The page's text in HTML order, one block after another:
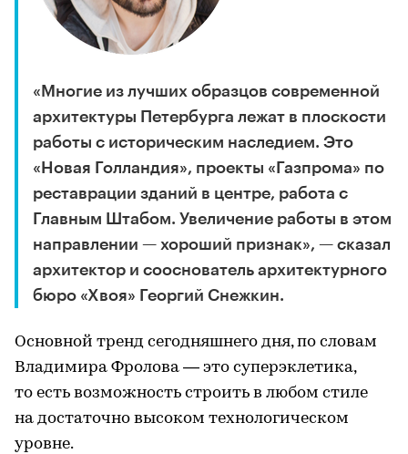
«Многие из лучших образцов современной
архитектуры Петербурга лежат в плоскости
работы с историческим наследием. Это
«Новая Голландия», проекты «Газпрома» по
реставрации зданий в центре, работа с
Главным Штабом. Увеличение работы в этом
направлении — хороший признак», — сказал
архитектор и сооснователь архитектурного
бюро «Хвоя» Георгий Снежкин.
Основной тренд сегодняшнего дня, по словам
Владимира Фролова — это суперэклетика,
то есть возможность строить в любом стиле
на достаточно высоком технологическом
уровне.